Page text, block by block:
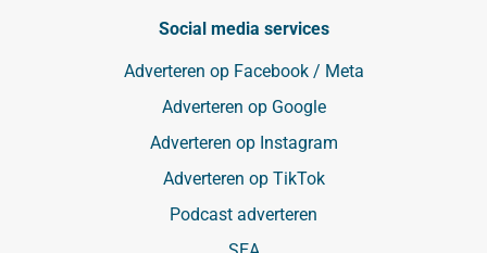
Social media services
Adverteren op Facebook / Meta
Adverteren op Google
Adverteren op Instagram
Adverteren op TikTok
Podcast adverteren